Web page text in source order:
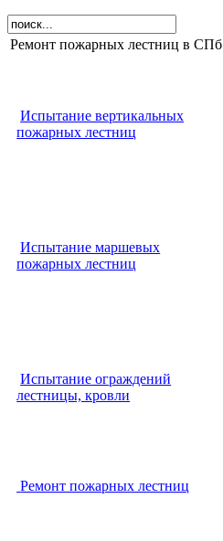
Ремонт пожарных лестниц в СПб
Испытание вертикальных
пожарных лестниц
Испытание маршевых
пожарных лестниц
Испытание ограждений
лестницы, кровли
Ремонт пожарных лестниц